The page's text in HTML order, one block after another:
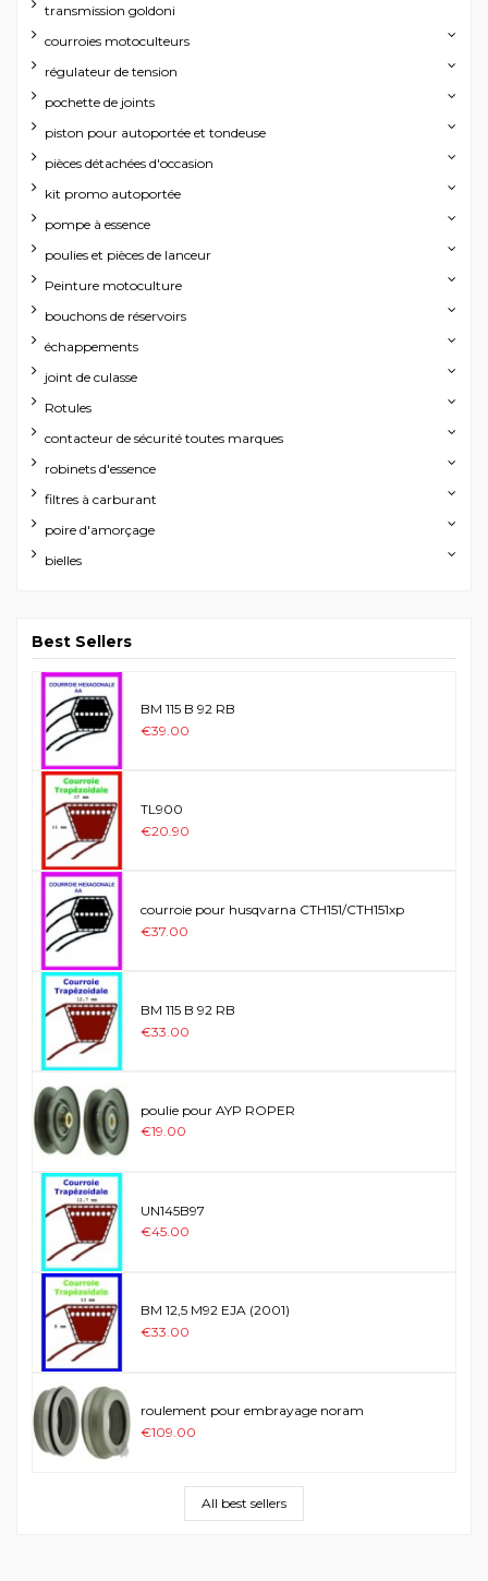
transmission goldoni
courroies motoculteurs
régulateur de tension
pochette de joints
piston pour autoportée et tondeuse
pièces détachées d'occasion
kit promo autoportée
pompe à essence
poulies et pièces de lanceur
Peinture motoculture
bouchons de réservoirs
échappements
joint de culasse
Rotules
contacteur de sécurité toutes marques
robinets d'essence
filtres à carburant
poire d'amorçage
bielles
Best Sellers
BM 115 B 92 RB
€39.00
TL900
€20.90
courroie pour husqvarna CTH151/CTH151xp
€37.00
BM 115 B 92 RB
€33.00
poulie pour AYP ROPER
€19.00
UN145B97
€45.00
BM 12,5 M92 EJA (2001)
€33.00
roulement pour embrayage noram
€109.00
All best sellers